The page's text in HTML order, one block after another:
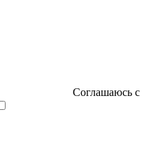
Соглашаюсь с